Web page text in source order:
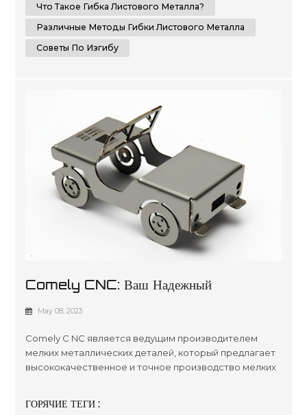
Что Такое Гибка Листового Металла?
Различные Методы Гибки Листового Металла
Советы По Изгибу
Comely CNC: Ваш Надежный
Производитель Мелких Металлических
May 08, 2023
Comely C NC является ведущим производителем
мелких металлических деталей, который предлагает
высококачественное и точное производство мелких
можем изготовить на заказ небольшие
ГОРЯЧИЕ ТЕГИ :